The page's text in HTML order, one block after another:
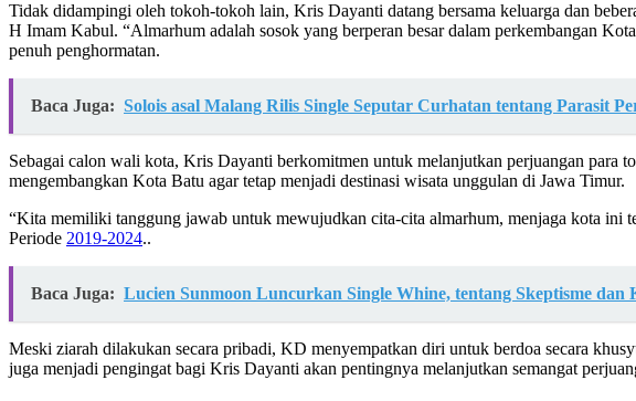
Tidak didampingi oleh tokoh-tokoh lain, Kris Dayanti datang bersama keluarga dan
H Imam Kabul. “Almarhum adalah sosok yang berperan besar dalam perkembangan
penuh penghormatan.
Baca Juga: Solois asal Malang Rilis Single Seputar Curhatan tentang Parasit
Sebagai calon wali kota, Kris Dayanti berkomitmen untuk melanjutkan perjuangan para
mengembangkan Kota Batu agar tetap menjadi destinasi wisata unggulan di Jawa Timur.
“Kita memiliki tanggung jawab untuk mewujudkan cita-cita almarhum, menjaga kota ini
Periode 2019-2024..
Baca Juga: Lucien Sunmoon Luncurkan Single Whine, tentang Skeptisme dan
Meski ziarah dilakukan secara pribadi, KD menyempatkan diri untuk berdoa secara
juga menjadi pengingat bagi Kris Dayanti akan pentingnya melanjutkan semangat